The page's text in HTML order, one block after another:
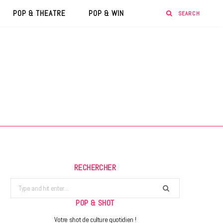
POP & THEATRE POP & WIN
RECHERCHER
Search
for:
POP & SHOT
Votre shot de culture quotidien !